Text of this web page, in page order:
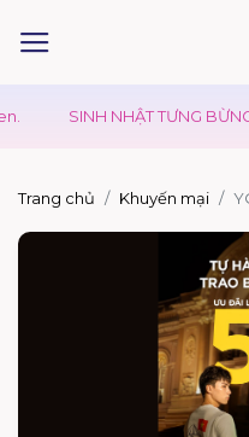
SINH NHẬT TƯNG BỪNG
Trang chủ Khuyến mại